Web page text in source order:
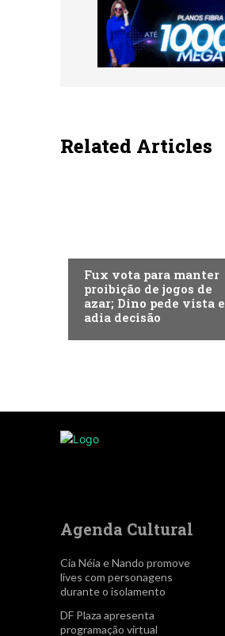
Related Articles
Fux vota para manter
proibição de jogos de
azar; Dino pede vista e
adia decisão
Agenda Cultural
Cia Néia e Nando promove
lives com personagens
durante o isolamento
DF Plaza apresenta
programação virtual